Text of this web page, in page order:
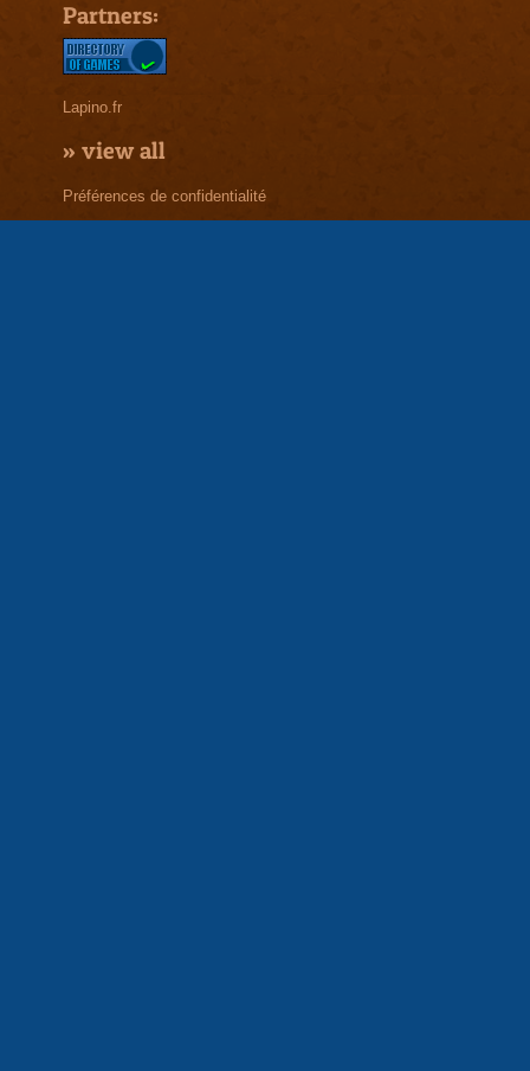
Partners:
Lapino.fr
» view all
Préférences de confidentialité